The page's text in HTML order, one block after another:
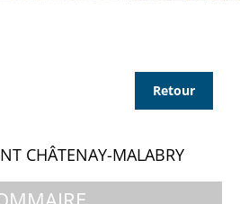
Retour
CHÂTENAY-MALABRY